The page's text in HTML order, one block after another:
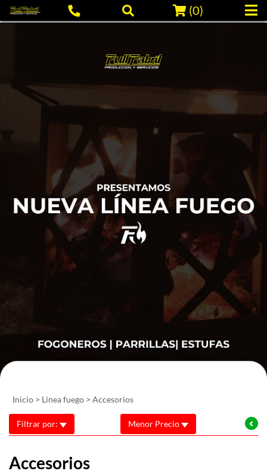
(0)
Inicio > Linea fuego > Accesorios
Filtrar por: Menor Precio
Accesorios